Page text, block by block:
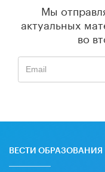
Мы
актуальных
во
ВЕСТИ ОБРАЗОВАНИЯ